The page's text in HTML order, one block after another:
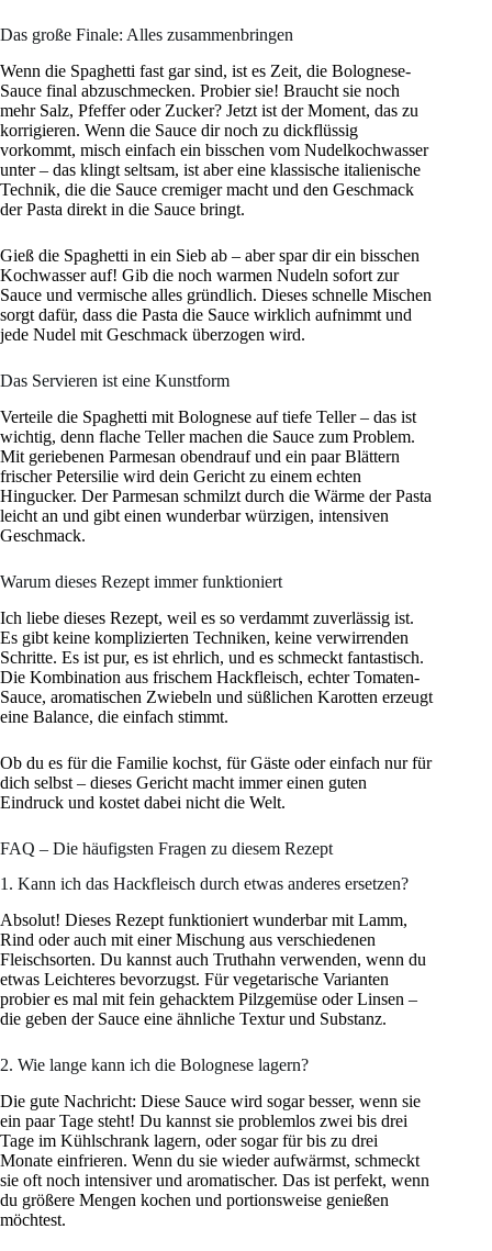
Das große Finale: Alles zusammenbringen
Wenn die Spaghetti fast gar sind, ist es Zeit, die Bolognese-
Sauce final abzuschmecken. Probier sie! Braucht sie noch
mehr Salz, Pfeffer oder Zucker? Jetzt ist der Moment, das zu
korrigieren. Wenn die Sauce dir noch zu dickflüssig
vorkommt, misch einfach ein bisschen vom Nudelkochwasser
unter – das klingt seltsam, ist aber eine klassische italienische
Technik, die die Sauce cremiger macht und den Geschmack
der Pasta direkt in die Sauce bringt.
Gieß die Spaghetti in ein Sieb ab – aber spar dir ein bisschen
Kochwasser auf! Gib die noch warmen Nudeln sofort zur
Sauce und vermische alles gründlich. Dieses schnelle Mischen
sorgt dafür, dass die Pasta die Sauce wirklich aufnimmt und
jede Nudel mit Geschmack überzogen wird.
Das Servieren ist eine Kunstform
Verteile die Spaghetti mit Bolognese auf tiefe Teller – das ist
wichtig, denn flache Teller machen die Sauce zum Problem.
Mit geriebenen Parmesan obendrauf und ein paar Blättern
frischer Petersilie wird dein Gericht zu einem echten
Hingucker. Der Parmesan schmilzt durch die Wärme der Pasta
leicht an und gibt einen wunderbar würzigen, intensiven
Geschmack.
Warum dieses Rezept immer funktioniert
Ich liebe dieses Rezept, weil es so verdammt zuverlässig ist.
Es gibt keine komplizierten Techniken, keine verwirrenden
Schritte. Es ist pur, es ist ehrlich, und es schmeckt fantastisch.
Die Kombination aus frischem Hackfleisch, echter Tomaten-
Sauce, aromatischen Zwiebeln und süßlichen Karotten erzeugt
eine Balance, die einfach stimmt.
Ob du es für die Familie kochst, für Gäste oder einfach nur für
dich selbst – dieses Gericht macht immer einen guten
Eindruck und kostet dabei nicht die Welt.
FAQ – Die häufigsten Fragen zu diesem Rezept
1. Kann ich das Hackfleisch durch etwas anderes ersetzen?
Absolut! Dieses Rezept funktioniert wunderbar mit Lamm,
Rind oder auch mit einer Mischung aus verschiedenen
Fleischsorten. Du kannst auch Truthahn verwenden, wenn du
etwas Leichteres bevorzugst. Für vegetarische Varianten
probier es mal mit fein gehacktem Pilzgemüse oder Linsen –
die geben der Sauce eine ähnliche Textur und Substanz.
2. Wie lange kann ich die Bolognese lagern?
Die gute Nachricht: Diese Sauce wird sogar besser, wenn sie
ein paar Tage steht! Du kannst sie problemlos zwei bis drei
Tage im Kühlschrank lagern, oder sogar für bis zu drei
Monate einfrieren. Wenn du sie wieder aufwärmst, schmeckt
sie oft noch intensiver und aromatischer. Das ist perfekt, wenn
du größere Mengen kochen und portionsweise genießen
möchtest.